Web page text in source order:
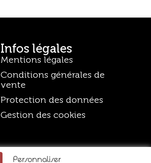
Infos légales
Mentions légales
Conditions générales de
vente
Protection des données
Gestion des cookies
Personnaliser